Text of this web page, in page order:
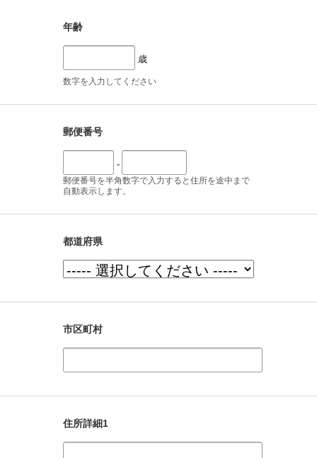
年齢
歳
数字を入力してください
郵便番号
-
郵便番号を半角数字で入力すると住所を途中まで
自動表示します。
都道府県
市区町村
住所詳細1